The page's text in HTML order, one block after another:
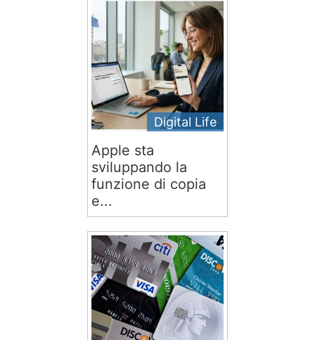
Digital Life
Apple sta
sviluppando la
funzione di copia
e...